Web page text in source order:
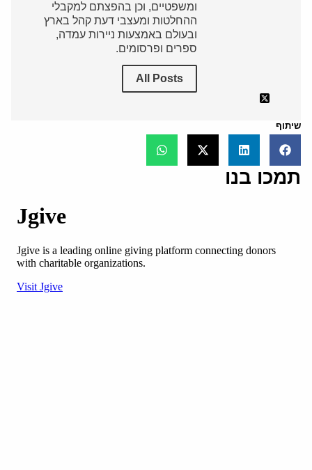
ומשפטיים, וכן בהפצתם למקבלי
ההחלטות ומעצבי דעת קהל בארץ
ובעולם באמצעות ניירות עמדה,
ספרים ופרסומים.
All Posts
שיתוף
תמכו בנו